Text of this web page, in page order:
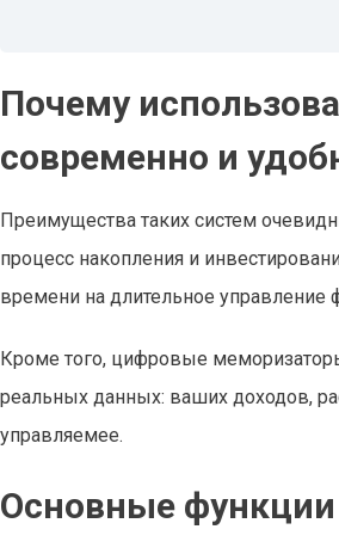
Почему
современно и
Преимущества таких систем
процесс накопления и
времени на длительное управление
Кроме того, цифровые
реальных данных: ваших доходов,
управляемее.
Основные